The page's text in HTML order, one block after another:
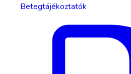
Betegtájékoztatók